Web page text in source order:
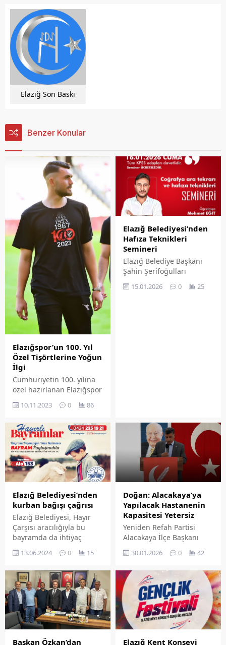
Elazığ Son Baskı
Benzer Konular
Elazığspor’un 100. Yıl
Özel Tişörtlerine Yoğun
İlgi
Cumhuriyetin 100. yılına
özel hazırlanan Elazığspor
Store tarafından
tasarlanan 100. yıl
beğeni topladı.
10.11.2023 0 86
Elazığ Belediyesi’nden
Hafıza Teknikleri
Semineri
Elazığ Belediye Başkanı
Şahin Şerifoğulları
tarafından gençlerin
eğitim hayatına katkı
15.01.2026 0 25
Elazığ Belediyesi’nden
kurban bağışı çağrısı
Elazığ Belediyesi, Hayır
Çarşısı aracılığıyla bu
bayramda da ihtiyaç
yanında olarak bayram
kesimlerini kuşatmasına
vesile olacak. Elazığ
Belediyesi tarafından her
yıl olduğu gibi ihtiyaç
sahipleri için Kurban
Hissesi Bağış Kampanyası
başlatıldı. Vatandaşların
13.06.2024 0 15
Doğan: Alacakaya’ya
Yapılacak Hastanenin
Kapasitesi Yetersiz
Yeniden Refah Partisi
Alacakaya İlçe Başkanı
kazandırılması planlanan
projesiyle ilgili yazılı bir
açıklama yaptı. Yeniden
Refah Partisi Alacakaya
İlçe Başkanı Mustafa
Doğan, Alacakaya ilçemize
yapılması planlanan on
yataklı devlet hastanesiyle
30.01.2026 0 42
Başkan Özkan’dan
Elazığ Kent Konseyi